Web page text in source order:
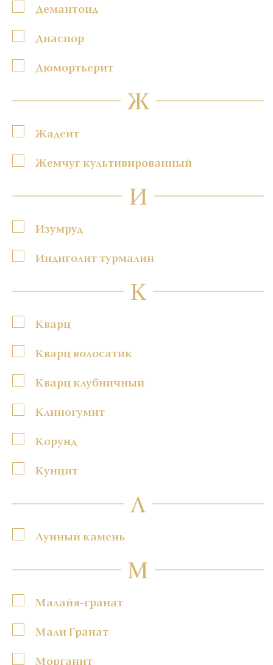
Демантоид
Диаспор
Дюмортьерит
Ж
Жадеит
Жемчуг культивированный
И
Изумруд
Индиголит турмалин
К
Кварц
Кварц волосатик
Кварц клубничный
Клиногумит
Корунд
Кунцит
Л
Лунный камень
М
Малайя-гранат
Мали Гранат
Морганит